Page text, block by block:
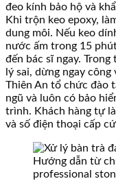
đeo kính bảo hộ và
Khi trộn keo epoxy,
dung môi. Nếu keo
nước ấm trong 15
đến bác sĩ ngay.
lý sai, dừng ngay công
Thiên An tổ chức đào
ngũ và luôn có bảo
trình. Khách hàng tự
và số điện thoại cấp